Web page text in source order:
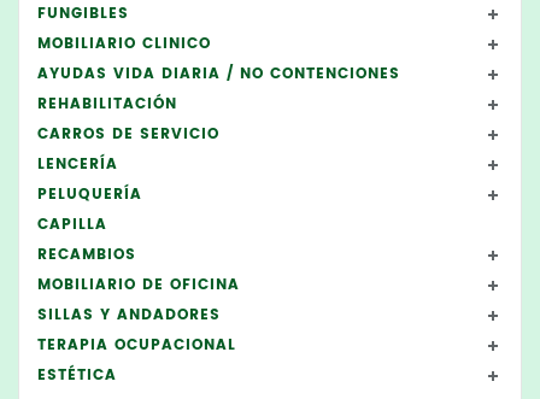
FUNGIBLES
MOBILIARIO CLINICO
AYUDAS VIDA DIARIA / NO CONTENCIONES
REHABILITACIÓN
CARROS DE SERVICIO
LENCERÍA
PELUQUERÍA
CAPILLA
RECAMBIOS
MOBILIARIO DE OFICINA
SILLAS Y ANDADORES
TERAPIA OCUPACIONAL
ESTÉTICA